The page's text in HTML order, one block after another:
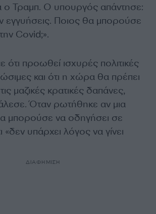
ο Τραμπ. Ο υπουργός απάντησε:
εγγυήσεις. Ποιος θα μπορούσε
Covid;».
ότι προωθεί ισχυρές πολιτικές
και ότι η χώρα θα πρέπει
μαζικές κρατικές δαπάνες,
Όταν ρωτήθηκε αν μια
μπορούσε να οδηγήσει σε
«δεν υπάρχει λόγος να γίνει
ΔΙΑΦΗΜΙΣΗ